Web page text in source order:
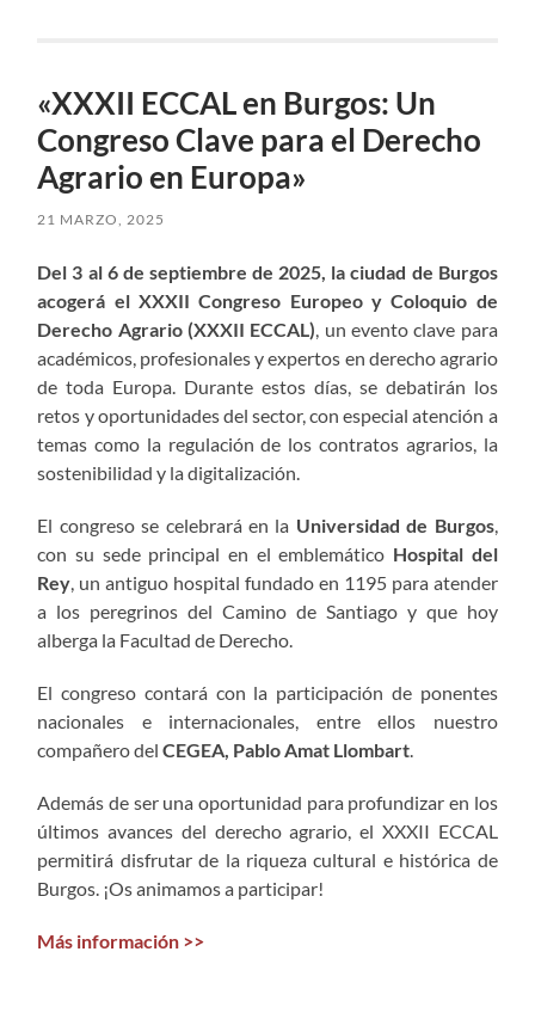
«XXXII ECCAL en Burgos: Un
Congreso Clave para el Derecho
Agrario en Europa»
21 MARZO, 2025
Del 3 al 6 de septiembre de 2025, la ciudad de Burgos
acogerá el XXXII Congreso Europeo y Coloquio de
Derecho Agrario (XXXII ECCAL), un evento clave para
académicos, profesionales y expertos en derecho agrario
de toda Europa. Durante estos días, se debatirán los
retos y oportunidades del sector, con especial atención a
temas como la regulación de los contratos agrarios, la
sostenibilidad y la digitalización.
El congreso se celebrará en la Universidad de Burgos,
con su sede principal en el emblemático Hospital del
Rey, un antiguo hospital fundado en 1195 para atender
a los peregrinos del Camino de Santiago y que hoy
alberga la Facultad de Derecho.
El congreso contará con la participación de ponentes
nacionales e internacionales, entre ellos nuestro
compañero delCEGEA, Pablo Amat Llombart.
Además de ser una oportunidad para profundizar en los
últimos avances del derecho agrario, el XXXII ECCAL
permitirá disfrutar de la riqueza cultural e histórica de
Burgos. ¡Os animamos a participar!
Más información >>